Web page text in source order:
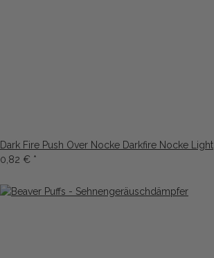
Dark Fire Push Over Nocke Darkfire Nocke Light
0,82 € *